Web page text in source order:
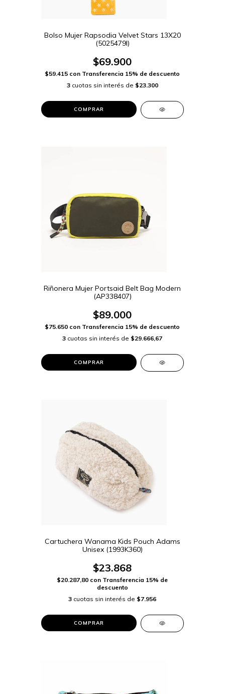
Bolso Mujer Rapsodia Velvet Stars 13X20
(5025479I)
$69.900
$59.415 con Transferencia 15% de descuento
3 cuotas sin interés de $23.300
COMPRAR
Riñonera Mujer Portsaid Belt Bag Modern
(AP338407)
$89.000
$75.650 con Transferencia 15% de descuento
3 cuotas sin interés de $29.666,67
COMPRAR
Cartuchera Wanama Kids Pouch Adams
Unisex (1993K360)
$23.868
$20.287,80 con Transferencia 15% de
descuento
3 cuotas sin interés de $7.956
COMPRAR